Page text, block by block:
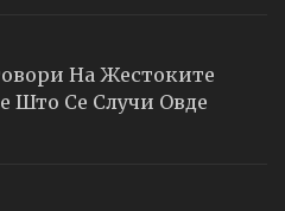
На Жестоките
Што Се Случи Овде